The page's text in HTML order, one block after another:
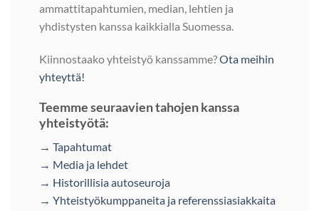
ammattitapahtumien, median, lehtien ja
yhdistysten kanssa kaikkialla Suomessa.
Kiinnostaako yhteistyö kanssamme?Ota meihin
yhteyttä!
Teemme seuraavien tahojen kanssa
yhteistyötä:
→ Tapahtumat
→ Media ja lehdet
→ Historillisia autoseuroja
→ Yhteistyökumppaneita ja referenssiasiakkaita